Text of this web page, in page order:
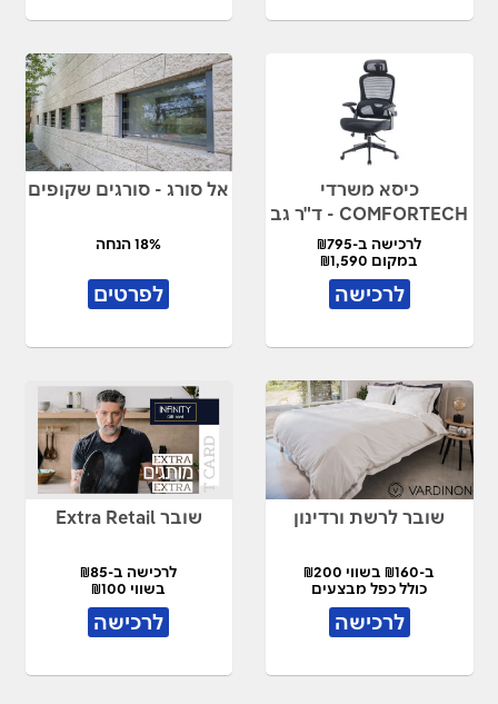
כיסא משרדי
COMFORTECH - ד"ר גב
לרכישה ב-₪795
במקום ₪1,590
לרכישה
אל סורג - סורגים שקופים
18% הנחה
לפרטים
שובר לרשת ורדינון
ב-₪160 בשווי ₪200
כולל כפל מבצעים
לרכישה
שובר Extra Retail
לרכישה ב-₪85
בשווי ₪100
לרכישה